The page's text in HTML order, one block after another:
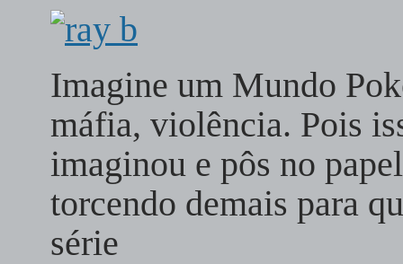
Imagine um Mundo
máfia, violência. Pois
imaginou e pôs no
torcendo demais para
série